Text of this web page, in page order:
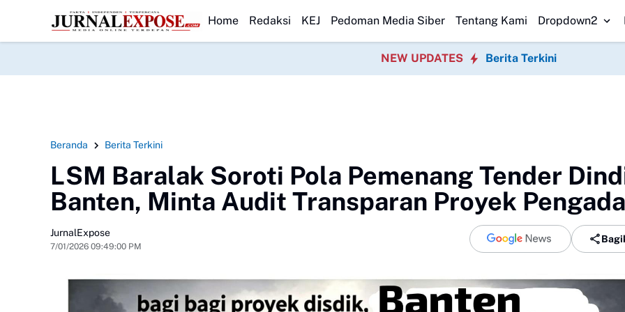
HEADLINE
Murid SDN Pasirwalang KecewaSEKBER FAHMI Desak Polrestabes Medan Transparan Usut Kematian Winda Forwatu Banten Soroti
Home Redaksi KEJ Pedoman Media Siber Tentang Kami Dropdown2
NEW UPDATES Berita Terkini
Beranda Berita Terkini
LSM Baralak Soroti Pola Pemenang Tender
Banten, Minta Audit Transparan Proyek
JurnalExpose
7/01/2026 09:49:00 PM